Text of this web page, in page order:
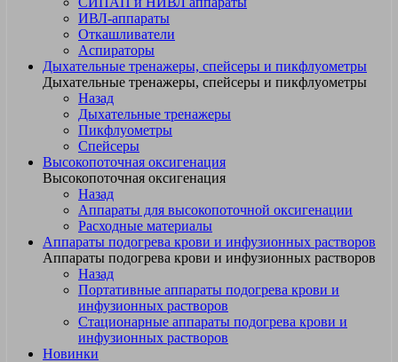
ИВЛ-аппараты
Откашливатели
Аспираторы
Дыхательные тренажеры, спейсеры и пикфлуометры
Дыхательные тренажеры, спейсеры и пикфлуометры
Назад
Дыхательные тренажеры
Пикфлуометры
Спейсеры
Высокопоточная оксигенация
Высокопоточная оксигенация
Назад
Аппараты для высокопоточной оксигенации
Расходные материалы
Аппараты подогрева крови и инфузионных растворов
Аппараты подогрева крови и инфузионных растворов
Назад
Портативные аппараты подогрева крови и
инфузионных растворов
Стационарные аппараты подогрева крови и
инфузионных растворов
Новинки